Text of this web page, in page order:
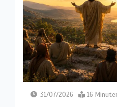
31/07/2026 16